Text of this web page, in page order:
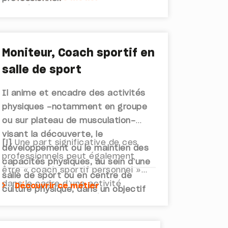
Moniteur, Coach sportif en
salle de sport
Il anime et encadre des activités
physiques -notamment en groupe
ou sur plateau de musculation-
visant la découverte, le
développement ou le maintien des
capacités physiques, au sein d’une
salle de sport ou en centre de
culture physique, dans un objectif
[!]Une part significative de ces
professionnels peut également
être « coach sportif personnel »
dans le cadre d’une activité
Découvrir ce métier